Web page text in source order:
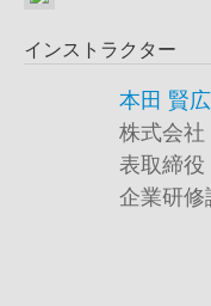
インストラクター
本田 賢広
株式会
表取締役
企業研修